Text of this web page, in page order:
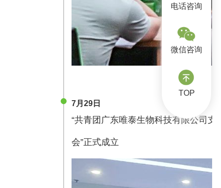
7月29日
“共青团广东唯泰生物科技有限公司支
会”正式成立
电话咨询
微信咨询
TOP